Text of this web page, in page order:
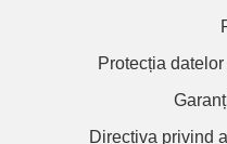
Protecția
Directiva privind